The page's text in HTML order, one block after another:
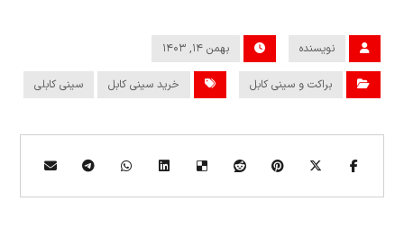
نویسنده بهمن ۱۴, ۱۴۰۳
براکت و سینی کابل خرید سینی کابل سینی کابلی